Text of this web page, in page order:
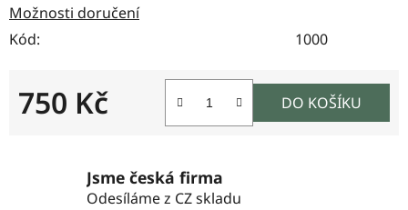
Možnosti doručení
Kód:
1000
750 Kč DO KOŠÍKU
Jsme česká firma
Odesíláme z CZ skladu